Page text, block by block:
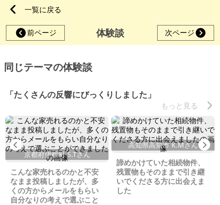
一覧に戻る
前ページ 体験談 次ページ
同じテーマの体験談
「たくさんの反響にびっくりしました」
もっと見る
Previous
京都府伊根町 S.Tさん
こんな家売れるのかと不安
なまま投稿しましたが、多
くの方からメールをもらい
自分なりの考えで選ぶこと
高知県高知市 K.Mさん
諦めかけていた相続物件、
残置物もそのままで引き継
いでくださる方に出会えま
した